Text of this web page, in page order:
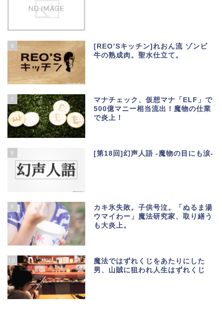
6
[REO’Sキッチン]れおん流 ゾンビ
牛の熟成肉。聖水仕立て。
7
マナチェック、仮想マナ「ELF」で
500億マニー相当流出！魔物の仕業
で炎上！
8 [第18回]幻声人語 -魔物の目にも涙-
9
カキ氷失敗。子供号泣。「ぬるま湯
ウマイわー」魔法研究家、取り繕う
も大炎上。
10
魔法ではずれくじをあたりにした
男、山賊に狙われ人生はずれくじ